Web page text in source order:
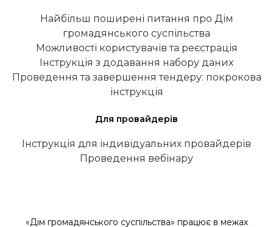
Найбільш поширені питання про Дім
громадянського суспільства
Можливості користувачів та реєстрація
Інструкція з додавання набору даних
Проведення та завершення тендеру: покрокова
інструкція
Для провайдерів
Інструкція для індивідуальних провайдерів
Проведення вебінару
«Дім громадянського суспільства» працює в межах